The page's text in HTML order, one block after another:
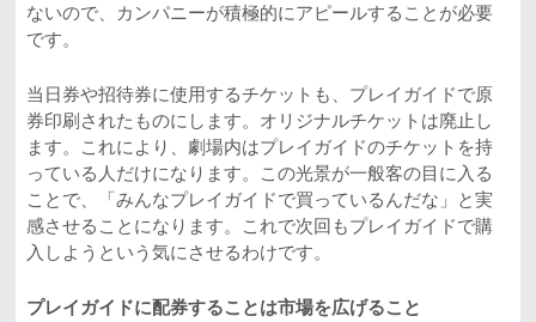
ないので、カンパニーが積極的にアピールすることが必要
です。
当日券や招待券に使用するチケットも、プレイガイドで原
券印刷されたものにします。オリジナルチケットは廃止し
ます。これにより、劇場内はプレイガイドのチケットを持
っている人だけになります。この光景が一般客の目に入る
ことで、「みんなプレイガイドで買っているんだな」と実
感させることになります。これで次回もプレイガイドで購
入しようという気にさせるわけです。
プレイガイドに配券することは市場を広げること